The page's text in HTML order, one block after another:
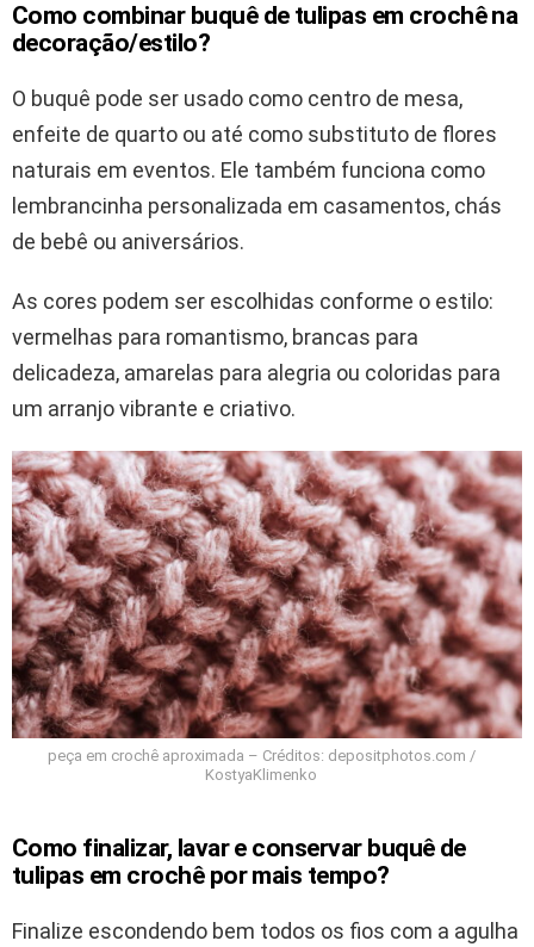
Como combinar buquê de tulipas em crochê na
decoração/estilo?
O buquê pode ser usado como centro de mesa,
enfeite de quarto ou até como substituto de flores
naturais em eventos. Ele também funciona como
lembrancinha personalizada em casamentos, chás
de bebê ou aniversários.
As cores podem ser escolhidas conforme o estilo:
vermelhas para romantismo, brancas para
delicadeza, amarelas para alegria ou coloridas para
um arranjo vibrante e criativo.
peça em crochê aproximada – Créditos: depositphotos.com /
KostyaKlimenko
Como finalizar, lavar e conservar buquê de
tulipas em crochê por mais tempo?
Finalize escondendo bem todos os fios com a agulha